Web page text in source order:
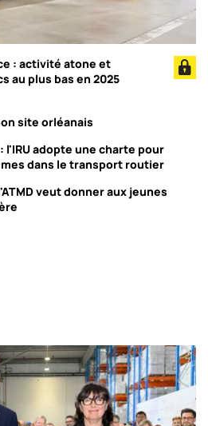
: activité atone et
au plus bas en 2025
site orléanais
adopte une charte pour
dans le transport routier
veut donner aux jeunes